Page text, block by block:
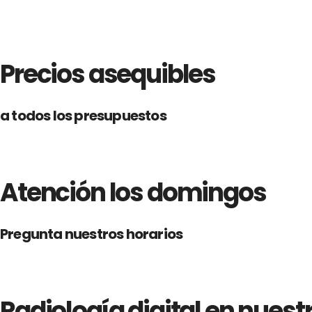
Precios asequibles
a todos los presupuestos
Atención los domingos
Pregunta nuestros horarios